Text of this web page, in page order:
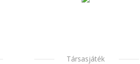
Társasjáték